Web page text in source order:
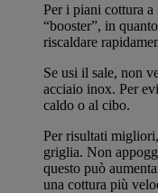
Per i piani cottura
“booster”, in
riscaldare
Se usi il sale, non
acciaio inox. Per
caldo o al cibo.
Per risultati
griglia. Non
questo può
una cottura più